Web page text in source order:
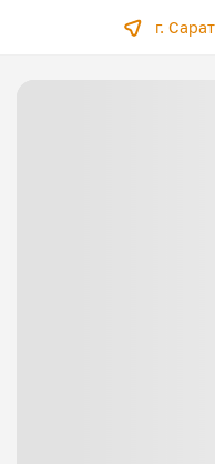
г.